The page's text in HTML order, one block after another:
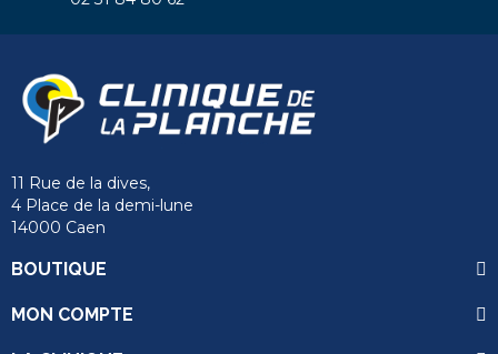
11 Rue de la dives,
4 Place de la demi-lune
14000 Caen
BOUTIQUE
MON COMPTE